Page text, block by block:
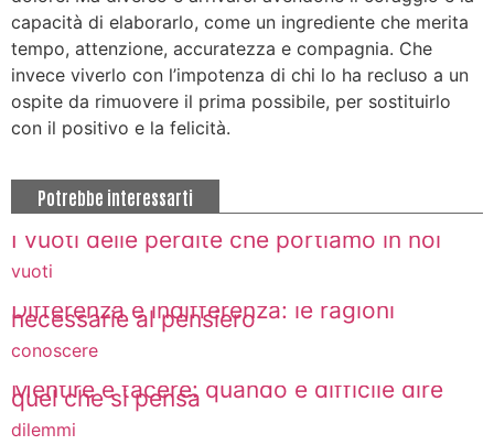
capacità di elaborarlo, come un ingrediente che merita
tempo, attenzione, accuratezza e compagnia. Che
invece viverlo con l’impotenza di chi lo ha recluso a un
ospite da rimuovere il prima possibile, per sostituirlo
con il positivo e la felicità.
Potrebbe interessarti
I vuoti delle perdite che portiamo in noi
vuoti
Differenza e indifferenza: le ragioni
necessarie al pensiero
conoscere
Mentire e tacere: quando è difficile dire
quel che si pensa
dilemmi